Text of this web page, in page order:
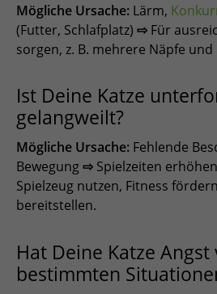
Mögliche Ursache: Lärm,
(Futter, Schlafplatz) ⇨ Für
sorgen, z. B. mehrere Näpfe und
Ist Deine Katze
gelangweilt?
Mögliche Ursache: Fehlende
Bewegung⇨ Spielzeiten
Spielzeug nutzen, Fitness
bereitstellen.
Hat Deine Katze Angst
bestimmten